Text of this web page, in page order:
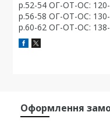
р.52-54 ОГ-ОТ-ОС:
р.56-58 ОГ-ОТ-ОС:
р.60-62 ОГ-ОТ-ОС:
Оформлення